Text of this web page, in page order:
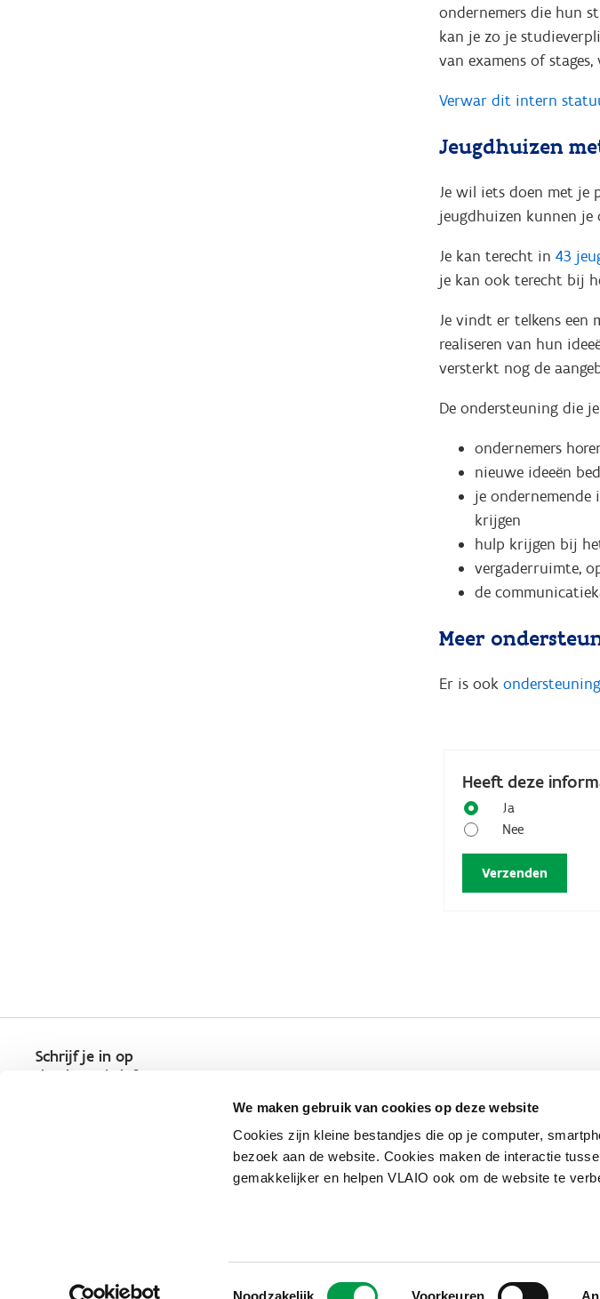
We maken gebruik van cookies op deze website
Cookies zijn kleine bestandjes die op je computer,
bezoek aan de website. Cookies maken de interactie
gemakkelijker en helpen VLAIO ook om de website te
Toestemmingsselectie
Noodzakelijk Voorkeuren
ondernemers die hun
kan je zo je
van examens of
Verwar dit intern
Jeugdhuizen
Je wil iets doen met je
jeugdhuizen kunnen je
Je kan terecht in 43
je kan ook terecht bij
Je vindt er telkens een
realiseren van hun
versterkt nog de
De ondersteuning die
ondernemers
nieuwe ideeën
je ondernemende
krijgen
hulp krijgen bij
vergaderruimte,
de
Meer
Er is ook
Heeft deze
Ja
Nee
Schrijf je in op
de nieuwsbrief
uitgegeven door VLAIO
PRIVACYBELEID
TOEGANKELIJKHEID COOKIES